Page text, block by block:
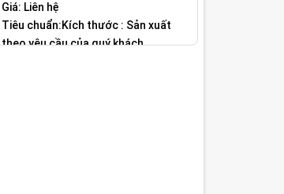
Giá: Liên hệ
Tiêu chuẩn:Kích thước : Sản xuất
theo yêu cầu của quý khách